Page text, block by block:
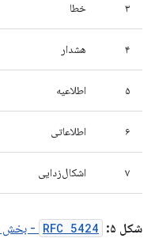
۳ خطا
۴ هشدار
۵ اطلاعیه
۶ اطلاعاتی
۷ اشکال‌زدایی
شکل ۵: RFC 5424 - بخش ۶.۲.۱